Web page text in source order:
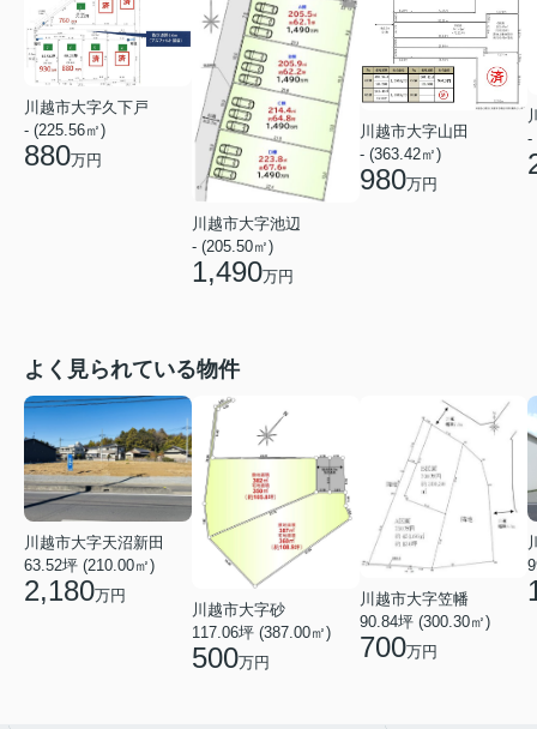
川越市大字久下戸
- (225.56㎡)
880万円
川越市大字池辺
- (205.50㎡)
1,490万円
川越市大字山田
- (363.42㎡)
980万円
-
よく見られている物件
川越市大字天沼新田
63.52坪 (210.00㎡)
2,180万円
川越市大字砂
117.06坪 (387.00㎡)
500万円
川越市大字笠幡
90.84坪 (300.30㎡)
700万円